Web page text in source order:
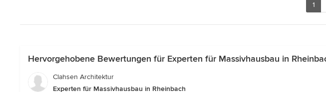
1
Hervorgehobene Bewertungen für Experten für Massivhausbau in
Clahsen Architektur
Experten für Massivhausbau in Rheinbach